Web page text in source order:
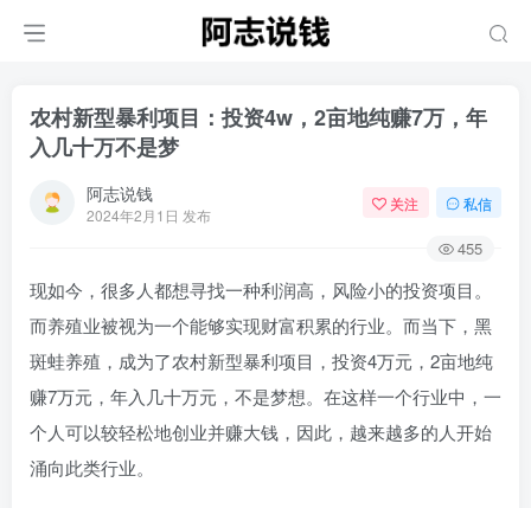
农村新型暴利项目：投资4w，2亩地纯赚7万，年
入几十万不是梦
阿志说钱
2024年2月1日 发布
关注 私信
455
现如今，很多人都想寻找一种利润高，风险小的投资项目。
而养殖业被视为一个能够实现财富积累的行业。而当下，黑
斑蛙养殖，成为了农村新型暴利项目，投资4万元，2亩地纯
赚7万元，年入几十万元，不是梦想。在这样一个行业中，一
个人可以较轻松地创业并赚大钱，因此，越来越多的人开始
涌向此类行业。